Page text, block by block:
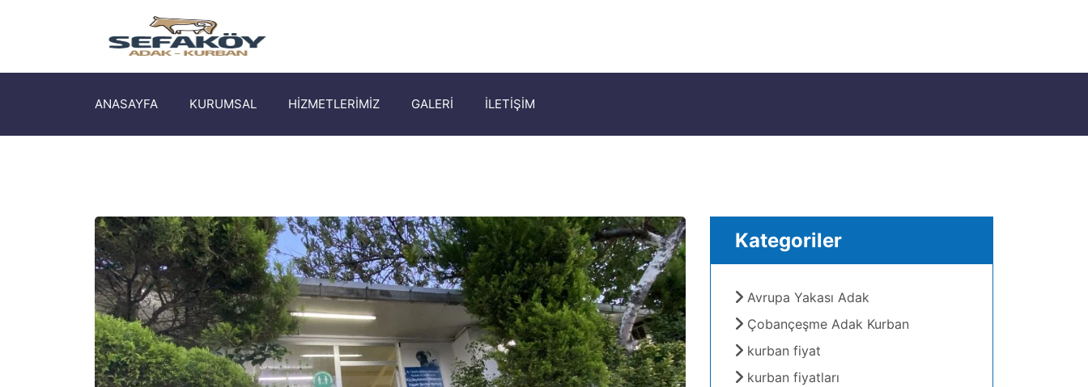
ANASAYFA KURUMSAL HİZMETLERİMİZ GALERİ İLETİŞİM
Kategoriler
Avrupa Yakası Adak
Çobançeşme Adak Kurban
kurban fiyat
kurban fiyatları